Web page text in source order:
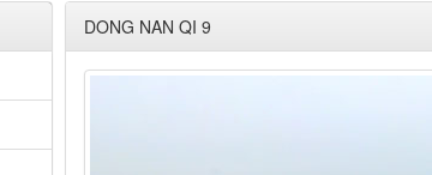
DONG NAN QI 9